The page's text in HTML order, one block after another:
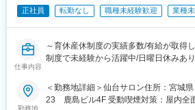
変更の範囲：会社の定める業務
◎新規開拓アプローチ
◎学会活動や歯科医師会等への参加を通
◎組織ナレッジの型化とチームビルデ
・自身の成功事例や営業手法を汎用的
正社員 転勤なし 職種未経験歓迎 業種
仕事内容
～育休産休制度の実績多数/有給が取得
制度で未経験から活躍中/日曜日休みあ
◎未経験からの方が多く周囲に相談が
◎完全予約制だからこそ残業0時間を実
勤務地
＜勤務地詳細＞仙台サロン住所：宮城
23 鹿島ビル4F 受動喫煙対策：屋内全